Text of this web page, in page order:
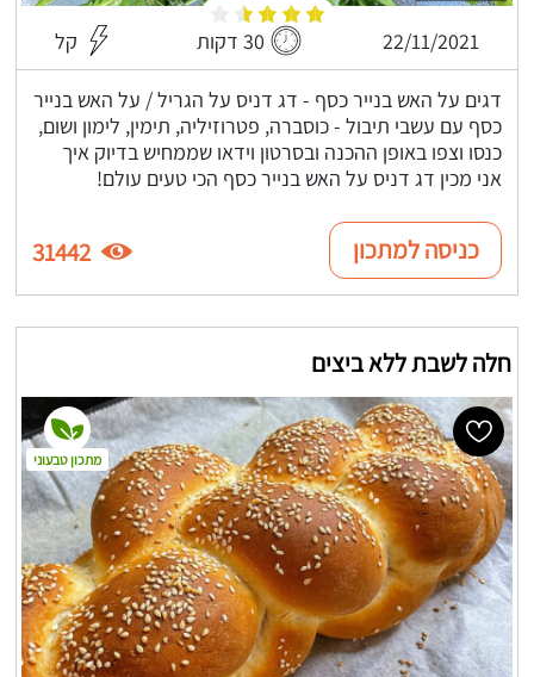
22/11/2021 30 דקות קל
דגים על האש בנייר כסף - דג דניס על הגריל / על האש בנייר
כסף עם עשבי תיבול - כוסברה, פטרוזיליה, תימין, לימון ושום,
כנסו וצפו באופן ההכנה ובסרטון וידאו שממחיש בדיוק איך
אני מכין דג דניס על האש בנייר כסף הכי טעים עולם!
כניסה למתכון 31442
חלה לשבת ללא ביצים
מתכון טבעוני